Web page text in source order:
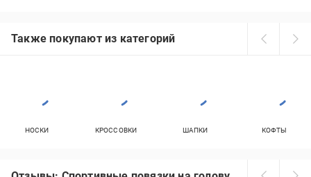
Также покупают из категорий
НОСКИ КРОССОВКИ ШАПКИ КОФТЫ